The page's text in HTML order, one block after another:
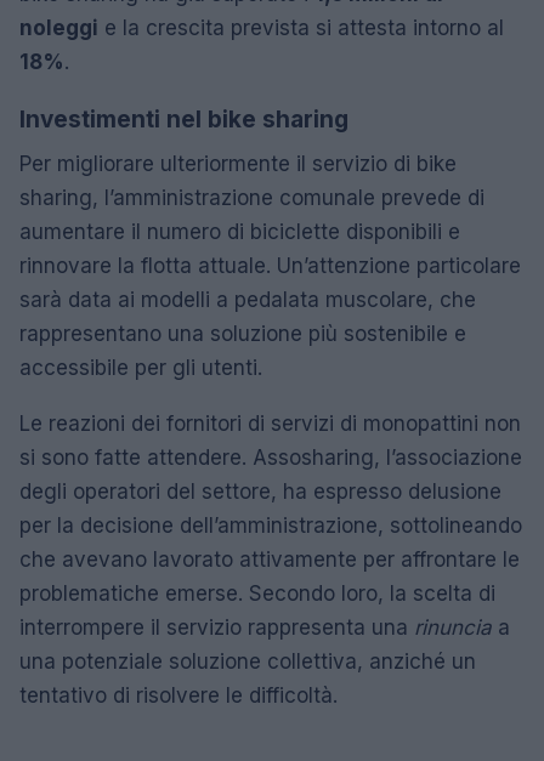
noleggi e la crescita prevista si attesta intorno al
18%.
Investimenti nel bike sharing
Per migliorare ulteriormente il servizio di bike
sharing, l’amministrazione comunale prevede di
aumentare il numero di biciclette disponibili e
rinnovare la flotta attuale. Un’attenzione particolare
sarà data ai modelli a pedalata muscolare, che
rappresentano una soluzione più sostenibile e
accessibile per gli utenti.
Le reazioni dei fornitori di servizi di monopattini non
si sono fatte attendere. Assosharing, l’associazione
degli operatori del settore, ha espresso delusione
per la decisione dell’amministrazione, sottolineando
che avevano lavorato attivamente per affrontare le
problematiche emerse. Secondo loro, la scelta di
interrompere il servizio rappresenta una rinuncia a
una potenziale soluzione collettiva, anziché un
tentativo di risolvere le difficoltà.